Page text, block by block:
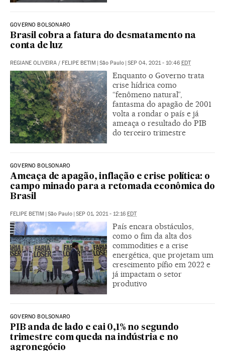
GOVERNO BOLSONARO
Brasil cobra a fatura do desmatamento na
conta de luz
REGIANE OLIVEIRA / FELIPE BETIM | São Paulo | SEP 04, 2021 - 10:46 EDT
Enquanto o Governo trata
crise hídrica como
“fenômeno natural”,
fantasma do apagão de 2001
volta a rondar o país e já
ameaça o resultado do PIB
do terceiro trimestre
GOVERNO BOLSONARO
Ameaça de apagão, inflação e crise política: o
campo minado para a retomada econômica do
Brasil
FELIPE BETIM | São Paulo | SEP 01, 2021 - 12:16 EDT
País encara obstáculos,
como o fim da alta dos
commodities e a crise
energética, que projetam um
crescimento pífio em 2022 e
já impactam o setor
produtivo
GOVERNO BOLSONARO
PIB anda de lado e cai 0,1% no segundo
trimestre com queda na indústria e no
agronegócio